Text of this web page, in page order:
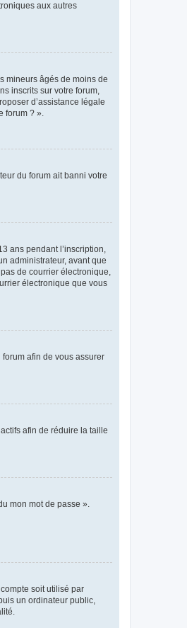
aux autres
mineurs âgés de moins de
inscrits sur votre forum,
d’assistance légale
forum ? ».
du forum ait banni votre
ans pendant l’inscription,
administrateur, avant que
de courrier électronique,
électronique que vous
afin de vous assurer
afin de réduire la taille
mon mot de passe ».
soit utilisé par
un ordinateur public,